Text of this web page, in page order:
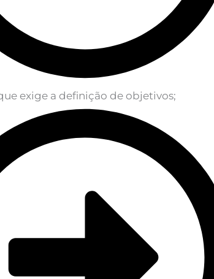
exige a definição de objetivos;